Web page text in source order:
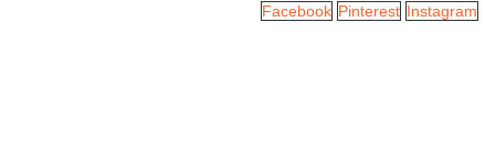
Facebook Pinterest Instagram